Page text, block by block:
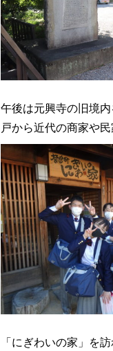
午後は元興寺の旧境
戸から近代の商家や
「にぎわいの家」を